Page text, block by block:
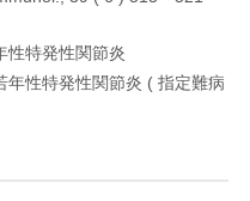
性特発性関節炎
年性特発性関節炎 ( 指定難病